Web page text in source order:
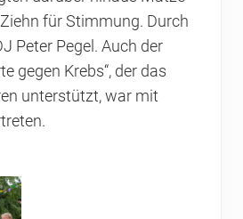
für Stimmung. Durch
Peter Pegel. Auch der
gegen Krebs“, der das
unterstützt, war mit